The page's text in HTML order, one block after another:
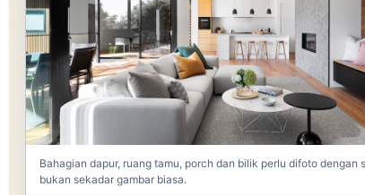
Bahagian dapur, ruang tamu, porch dan bilik perlu difoto dengan
bukan sekadar gambar biasa.